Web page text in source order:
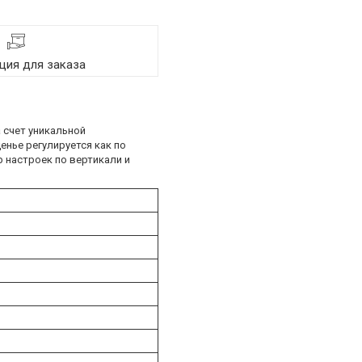
для заказа
уникальной
регулируется как по
по вертикали и